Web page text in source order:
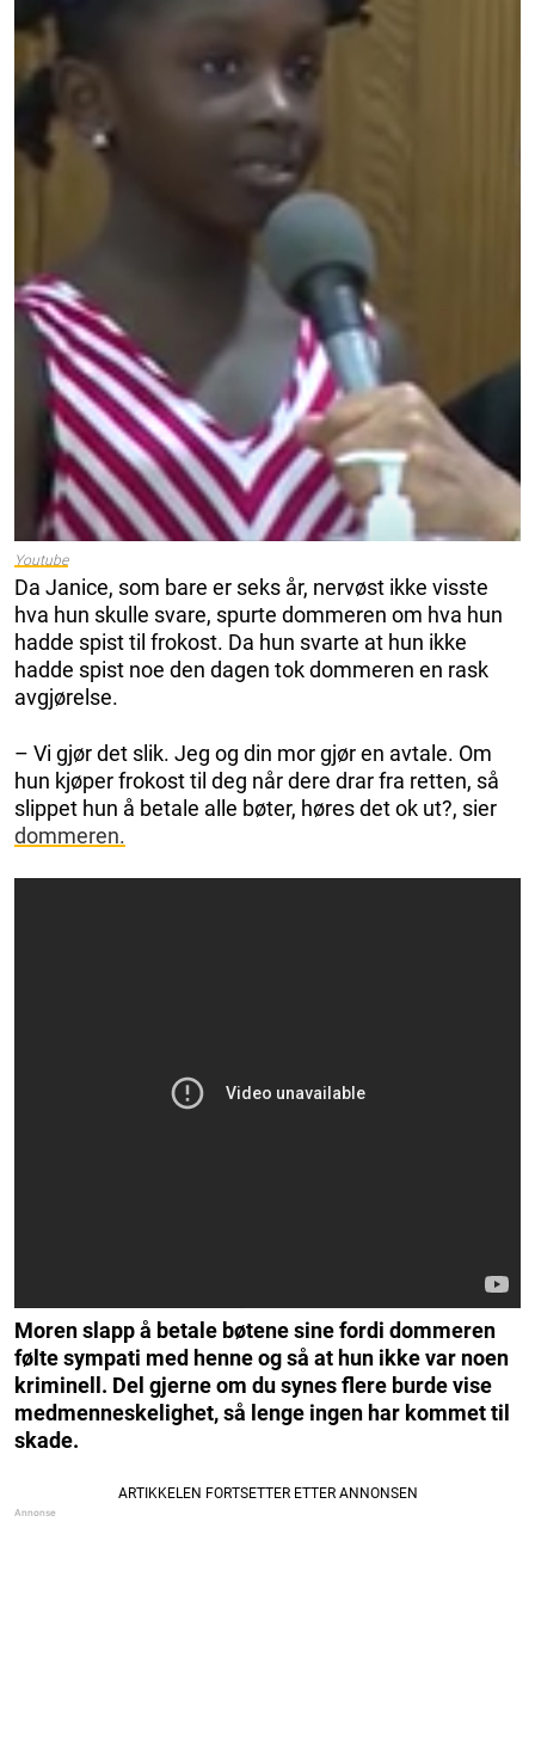
Youtube
Da Janice, som bare er seks år, nervøst ikke visste
hva hun skulle svare, spurte dommeren om hva hun
hadde spist til frokost. Da hun svarte at hun ikke
hadde spist noe den dagen tok dommeren en rask
avgjørelse.
– Vi gjør det slik. Jeg og din mor gjør en avtale. Om
hun kjøper frokost til deg når dere drar fra retten, så
slippet hun å betale alle bøter, høres det ok ut?, sier
dommeren.
Moren slapp å betale bøtene sine fordi dommeren
følte sympati med henne og så at hun ikke var noen
kriminell. Del gjerne om du synes flere burde vise
medmenneskelighet, så lenge ingen har kommet til
skade.